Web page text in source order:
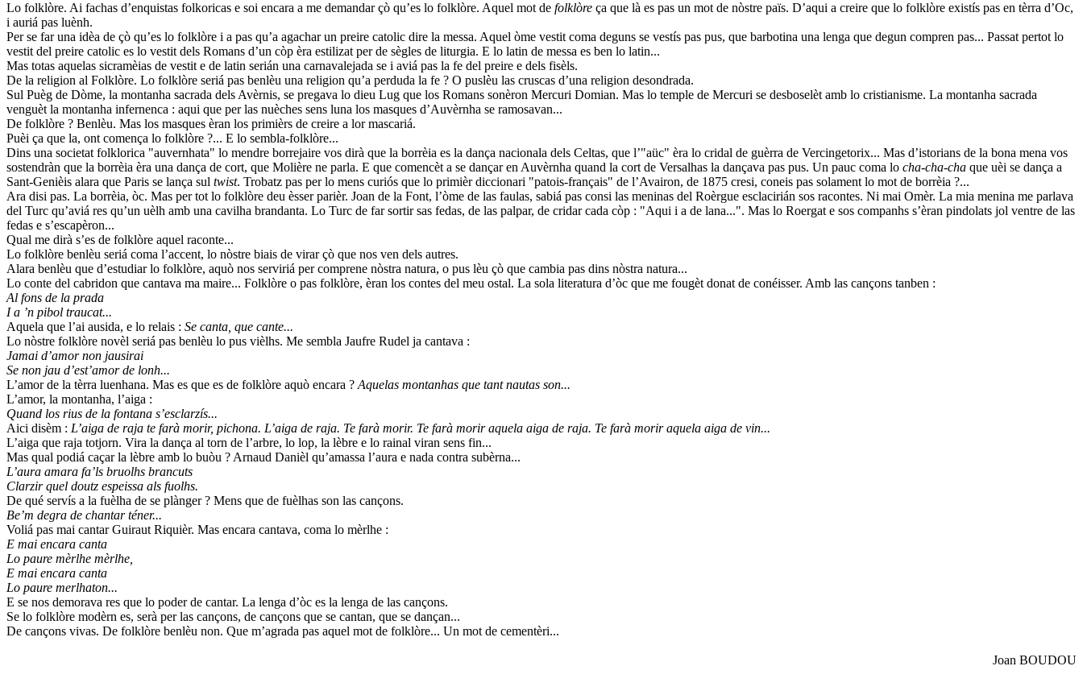
Lo folklòre. Ai fachas d’enquistas folkoricas e soi encara a me demandar çò qu’es lo folklòre. Aquel mot de folklòre ça que là es pas un mot de nòstre païs. D’aqui a creire que lo folklòre existís pas en tèrra d’Oc,
i auriá pas luènh.
Per se far una idèa de çò qu’es lo folklòre i a pas qu’a agachar un preire catolic dire la messa. Aquel òme vestit coma deguns se vestís pas pus, que barbotina una lenga que degun compren pas... Passat pertot lo
vestit del preire catolic es lo vestit dels Romans d’un còp èra estilizat per de sègles de liturgia. E lo latin de messa es ben lo latin...
Mas totas aquelas sicramèias de vestit e de latin serián una carnavalejada se i aviá pas la fe del preire e dels fisèls.
De la religion al Folklòre. Lo folklòre seriá pas benlèu una religion qu’a perduda la fe ? O puslèu las cruscas d’una religion desondrada.
Sul Puèg de Dòme, la montanha sacrada dels Avèrnis, se pregava lo dieu Lug que los Romans sonèron Mercuri Domian. Mas lo temple de Mercuri se desboselèt amb lo cristianisme. La montanha sacrada
venguèt la montanha infernenca : aqui que per las nuèches sens luna los masques d’Auvèrnha se ramosavan...
De folklòre ? Benlèu. Mas los masques èran los primièrs de creire a lor mascariá.
Puèi ça que la, ont comença lo folklòre ?... E lo sembla-folklòre...
Dins una societat folklorica "auvernhata" lo mendre borrejaire vos dirà que la borrèia es la dança nacionala dels Celtas, que l’"aüc" èra lo cridal de guèrra de Vercingetorix... Mas d’istorians de la bona mena vos
sostendràn que la borrèia èra una dança de cort, que Molière ne parla. E que comencèt a se dançar en Auvèrnha quand la cort de Versalhas la dançava pas pus. Un pauc coma lo cha-cha-cha que uèi se dança a
Sant-Genièis alara que Paris se lança sul twist. Trobatz pas per lo mens curiós que lo primièr diccionari "patois-français" de l’Avairon, de 1875 cresi, coneis pas solament lo mot de borrèia ?...
Ara disi pas. La borrèia, òc. Mas per tot lo folklòre deu èsser parièr. Joan de la Font, l’òme de las faulas, sabiá pas consi las meninas del Roèrgue esclacirián sos racontes. Ni mai Omèr. La mia menina me parlava
del Turc qu’aviá res qu’un uèlh amb una cavilha brandanta. Lo Turc de far sortir sas fedas, de las palpar, de cridar cada còp : "Aqui i a de lana...". Mas lo Roergat e sos companhs s’èran pindolats jol ventre de las
fedas e s’escapèron...
Qual me dirà s’es de folklòre aquel raconte...
Lo folklòre benlèu seriá coma l’accent, lo nòstre biais de virar çò que nos ven dels autres.
Alara benlèu que d’estudiar lo folklòre, aquò nos serviriá per comprene nòstra natura, o pus lèu çò que cambia pas dins nòstra natura...
Lo conte del cabridon que cantava ma maire... Folklòre o pas folklòre, èran los contes del meu ostal. La sola literatura d’òc que me fougèt donat de conéisser. Amb las cançons tanben :
Al fons de la prada
I a ’n pibol traucat...
Aquela que l’ai ausida, e lo relais : Se canta, que cante...
Lo nòstre folklòre novèl seriá pas benlèu lo pus vièlhs. Me sembla Jaufre Rudel ja cantava :
Jamai d’amor non jausirai
Se non jau d’est’amor de lonh...
L’amor de la tèrra luenhana. Mas es que es de folklòre aquò encara ? Aquelas montanhas que tant nautas son...
L’amor, la montanha, l’aiga :
Quand los rius de la fontana s’esclarzís...
Aici disèm : L’aiga de raja te farà morir, pichona. L’aiga de raja. Te farà morir. Te farà morir aquela aiga de raja. Te farà morir aquela aiga de vin...
L’aiga que raja totjorn. Vira la dança al torn de l’arbre, lo lop, la lèbre e lo rainal viran sens fin...
Mas qual podiá caçar la lèbre amb lo buòu ? Arnaud Danièl qu’amassa l’aura e nada contra subèrna...
L’aura amara fa’ls bruolhs brancuts
Clarzir quel doutz espeissa als fuolhs.
De qué servís a la fuèlha de se plànger ? Mens que de fuèlhas son las cançons.
Be’m degra de chantar téner...
Voliá pas mai cantar Guiraut Riquièr. Mas encara cantava, coma lo mèrlhe :
E mai encara canta
Lo paure mèrlhe mèrlhe,
E mai encara canta
Lo paure merlhaton...
E se nos demorava res que lo poder de cantar. La lenga d’òc es la lenga de las cançons.
Se lo folklòre modèrn es, serà per las cançons, de cançons que se cantan, que se dançan...
De cançons vivas. De folklòre benlèu non. Que m’agrada pas aquel mot de folklòre... Un mot de cementèri...
Joan BOUDOU